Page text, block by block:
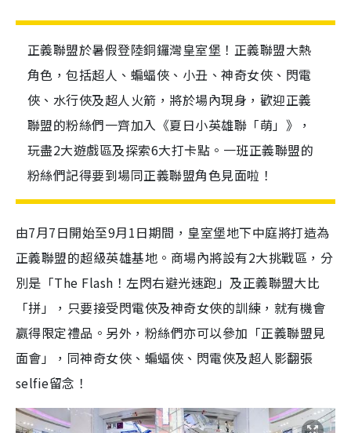
正義聯盟於暑假登陸銅鑼灣皇室堡！正義聯盟大熱
角色，包括超人、蝙蝠俠、小丑、神奇女俠、閃電
俠、水行俠及超人火箭，將於場內現身，歡迎正義
聯盟的粉絲們一齊加入《夏日小英雄聯「萌」》，
玩盡2大遊戲區及探索6大打卡點。一班正義聯盟的
粉絲們記得要到場同正義聯盟角色見面啦！
由7月7日開始至9月1日期間，皇室堡地下中庭將打造為
正義聯盟的超級英雄基地。商場內將設有2大挑戰區，分
別是「The Flash！左閃右避光速跑」及正義聯盟大比
「拼」，只要接受閃電俠及神奇女俠的訓練，就有機會
嬴得限定禮品。另外，粉絲們亦可以參加「正義聯盟見
面會」，同神奇女俠、蝙蝠俠、閃電俠及超人影翻張
selfie留念！